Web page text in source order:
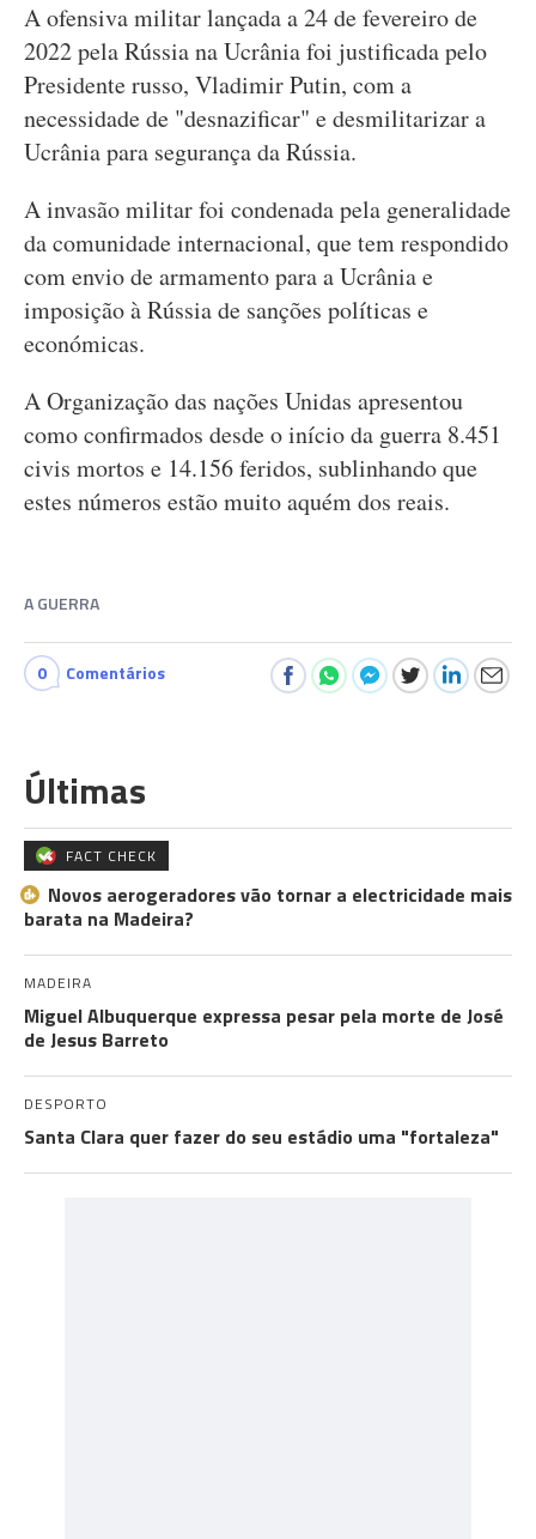
A ofensiva militar lançada a 24 de fevereiro de
2022 pela Rússia na Ucrânia foi justificada pelo
Presidente russo, Vladimir Putin, com a
necessidade de "desnazificar" e desmilitarizar a
Ucrânia para segurança da Rússia.
A invasão militar foi condenada pela generalidade
da comunidade internacional, que tem respondido
com envio de armamento para a Ucrânia e
imposição à Rússia de sanções políticas e
económicas.
A Organização das nações Unidas apresentou
como confirmados desde o início da guerra 8.451
civis mortos e 14.156 feridos, sublinhando que
estes números estão muito aquém dos reais.
A GUERRA
0 Comentários
Últimas
FACT CHECK
Novos aerogeradores vão tornar a electricidade mais
barata na Madeira?
MADEIRA
Miguel Albuquerque expressa pesar pela morte de José
de Jesus Barreto
DESPORTO
Santa Clara quer fazer do seu estádio uma "fortaleza"